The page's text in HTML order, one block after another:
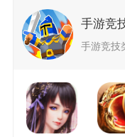
手游竞
手游竞技